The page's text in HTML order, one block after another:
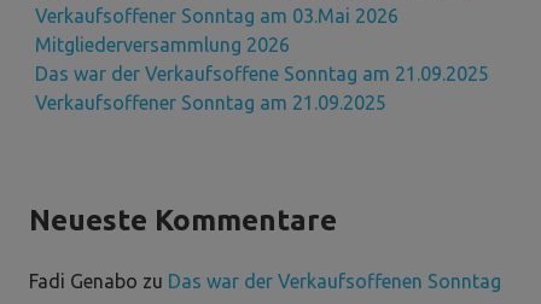
Verkaufsoffener Sonntag am 03.Mai 2026
Mitgliederversammlung 2026
Das war der Verkaufsoffene Sonntag am 21.09.2025
Verkaufsoffener Sonntag am 21.09.2025
Neueste Kommentare
Fadi Genabo zu Das war der Verkaufsoffenen Sonntag